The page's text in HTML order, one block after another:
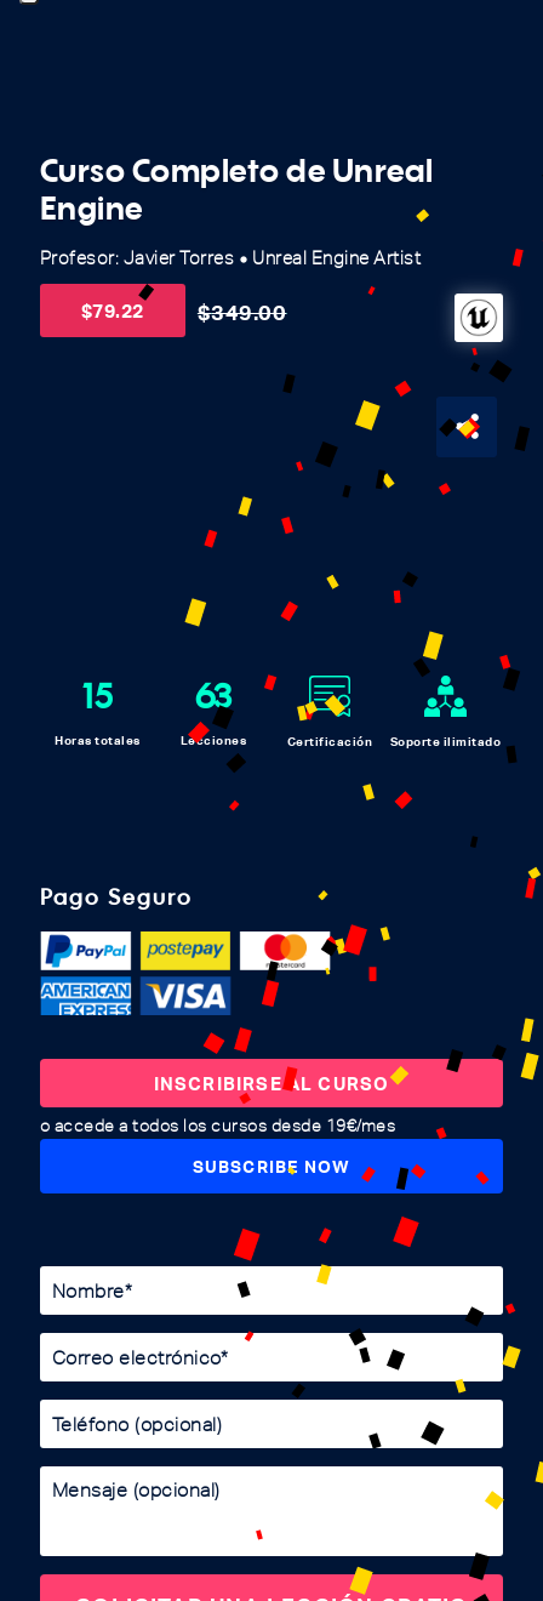
Curso Completo de Unreal
Engine
Profesor: Javier Torres fiber_manual_record Unreal Engine Artist
$349.00
$79.22
share
15
Horas totales
63
Lecciones Certificación Soporte ilimitado
Pago Seguro
INSCRIBIRSE AL CURSO
o accede a todos los cursos desde 19€/mes
SUBSCRIBE NOW